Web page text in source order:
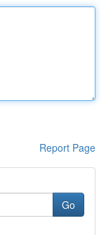
Report Page
Go